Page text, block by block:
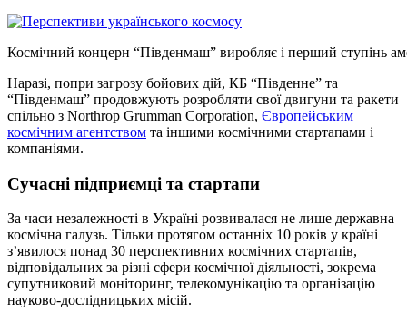
Космічний концерн “Південмаш” виробляє і перший ступінь
Наразі, попри загрозу бойових дій, КБ “Південне” та
“Південмаш” продовжують розробляти свої двигуни та ракети
спільно з Northrop Grumman Corporation, Європейським
космічним агентством та іншими космічними стартапами і
компаніями.
Сучасні підприємці та стартапи
За часи незалежності в Україні розвивалася не лише державна
космічна галузь. Тільки протягом останніх 10 років у країні
з’явилося понад 30 перспективних космічних стартапів,
відповідальних за різні сфери космічної діяльності, зокрема
супутниковий моніторинг, телекомунікацію та організацію
науково-дослідницьких місій.